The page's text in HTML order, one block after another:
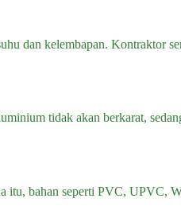
dan kelembapan. Kontraktor
tidak akan berkarat,
itu, bahan seperti PVC, UPVC,